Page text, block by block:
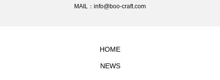
MAIL：info@boo-craft.com
HOME
NEWS